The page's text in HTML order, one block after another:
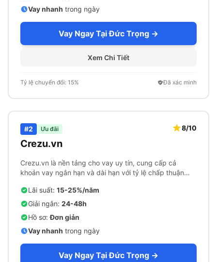
Vay nhanh trong ngày
Vay Ngay Tại Đức Trọng →
Xem Chi Tiết
Tỷ lệ chuyển đổi: 15% Đã xác minh
#2 Ưu đãi
Crezu.vn
8/10
Crezu.vn là nền tảng cho vay uy tín, cung cấp cả
khoản vay ngắn hạn và dài hạn với tỷ lệ chấp thuận
Lãi suất: 15-25%/năm
Giải ngân: 24-48h
Hồ sơ:Đơn giản
Vay nhanh trong ngày
Vay Ngay Tại Đức Trọng →